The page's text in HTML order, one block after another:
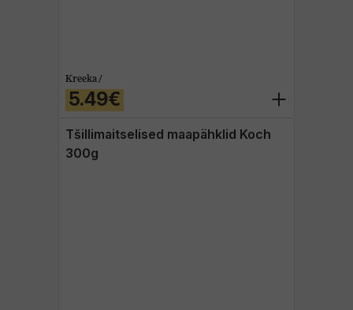
Kreeka /
5.49€
Tšillimaitselised maapähklid Koch
300g